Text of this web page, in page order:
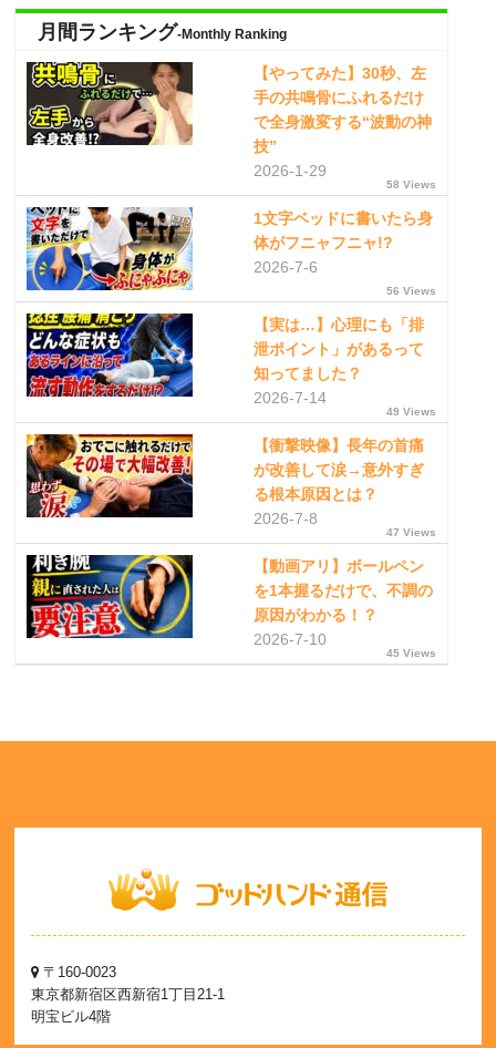
月間ランキング-Monthly Ranking
【やってみた】30秒、左
手の共鳴骨にふれるだけ
で全身激変する“波動の神
技”
2026-1-29
58 Views
1文字ベッドに書いたら身
体がフニャフニャ!?
2026-7-6
56 Views
【実は…】心理にも「排
泄ポイント」があるって
知ってました？
2026-7-14
49 Views
【衝撃映像】長年の首痛
が改善して涙→意外すぎ
る根本原因とは？
2026-7-8
47 Views
【動画アリ】ボールペン
を1本握るだけで、不調の
原因がわかる！？
2026-7-10
45 Views
〒160-0023
東京都新宿区西新宿1丁目21-1
明宝ビル4階